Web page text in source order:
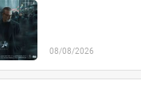
08/08/2026